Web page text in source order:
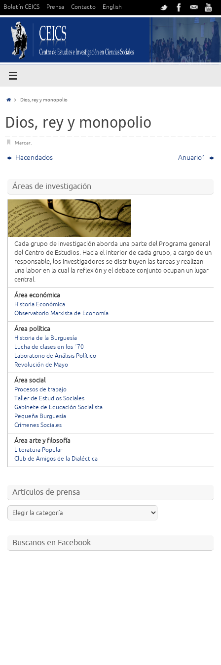
Boletín CEICS Prensa Contacto English
Dios, rey y monopolio
Dios, rey y monopolio
Marcar.
Hacendados Anuario1
Áreas de investigación
Cada grupo de investigación aborda una parte del Programa general
del Centro de Estudios. Hacia el interior de cada grupo, a cargo de un
responsable, los investigadores se distribuyen las tareas y realizan
una labor en la cual la reflexión y el debate conjunto ocupan un lugar
central.
Área económica
Historia Económica
Observatorio Marxista de Economía
Área política
Historia de la Burguesía
Lucha de clases en los ´70
Laboratorio de Análisis Político
Revolución de Mayo
Área social
Procesos de trabajo
Taller de Estudios Sociales
Gabinete de Educación Socialista
Pequeña Burguesía
Crímenes Sociales
Área arte y filosofía
Literatura Popular
Club de Amigos de la Dialéctica
Artículos de prensa
Buscanos en Facebook